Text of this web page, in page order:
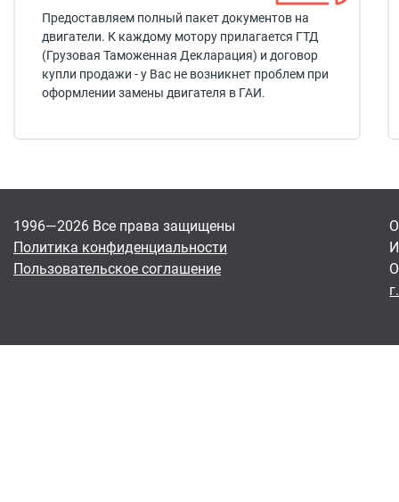
Предоставляем полный пакет документов на
двигатели. К каждому мотору прилагается ГТД
(Грузовая Таможенная Декларация) и договор
купли продажи - у Вас не возникнет проблем при
оформлении замены двигателя в ГАИ.
1996—2026 Все права защищены
Политика конфиденциальности
Пользовательское соглашение